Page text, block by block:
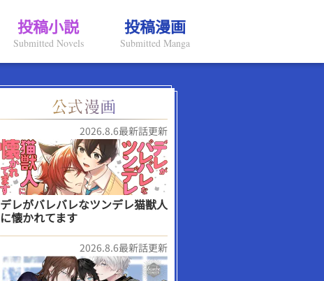
投稿小説
Submitted Novels
投稿漫画
Submitted Manga
2026.8.6最新話更新
デレがバレバレなツンデレ猫獣人
に懐かれてます
2026.8.6最新話更新